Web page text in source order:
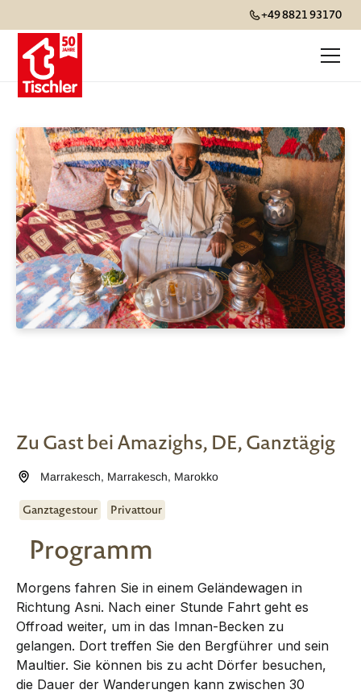
+49 8821 93170
Zu Gast bei Amazighs, DE, Ganztägig
Marrakesch, Marrakesch, Marokko
Ganztagestour Privattour
Programm
Morgens fahren Sie in einem Geländewagen in
Richtung Asni. Nach einer Stunde Fahrt geht es
Offroad weiter, um in das Imnan-Becken zu
gelangen. Dort treffen Sie den Bergführer und sein
Maultier. Sie können bis zu acht Dörfer besuchen,
die Dauer der Wanderungen kann zwischen 30